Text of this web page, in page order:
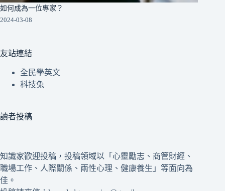
如何成為一位專家？
2024-03-08
友站連結
全民學英文
科技兔
讀者投稿
知識家歡迎投稿，投稿領域以「心靈勵志、商管財經、
職場工作、人際關係、兩性心理、健康養生」等面向為
佳。